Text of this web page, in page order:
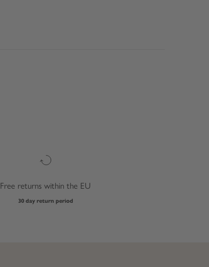
Free returns within the EU
30 day return period